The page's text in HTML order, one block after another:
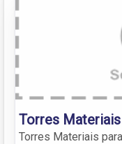
Torres
Torres Materiais